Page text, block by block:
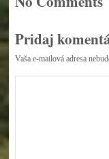
Pridaj
Vaša e-mailová adresa